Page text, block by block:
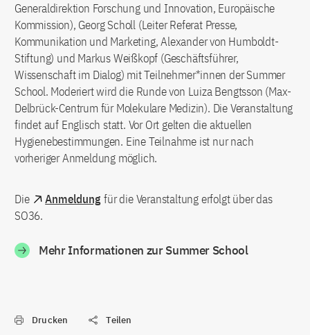
Generaldirektion Forschung und Innovation, Europäische
Kommission), Georg Scholl (Leiter Referat Presse,
Kommunikation und Marketing, Alexander von Humboldt-
Stiftung) und Markus Weißkopf (Geschäftsführer,
Wissenschaft im Dialog) mit Teilnehmer*innen der Summer
School. Moderiert wird die Runde von Luiza Bengtsson (Max-
Delbrück-Centrum für Molekulare Medizin). Die Veranstaltung
findet auf Englisch statt. Vor Ort gelten die aktuellen
Hygienebestimmungen. Eine Teilnahme ist nur nach
vorheriger Anmeldung möglich.
Die Anmeldung für die Veranstaltung erfolgt über das
SO36.
Mehr Informationen zur Summer School
Drucken Teilen